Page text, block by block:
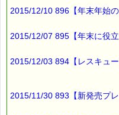
そもそも
自分が恩恵を受ける行為を
2015/12/10 896【年末年始
2015/12/07 895【年末に役立
2015/12/03 894【レスキュ
2015/11/30 893【新発売プ